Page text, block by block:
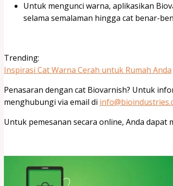
Untuk mengunci warna, aplikasikan
selama semalaman hingga cat benar-
Trending:
Inspirasi Cat Warna Cerah untuk Rumah Anda
Penasaran dengan cat Biovarnish? Untuk
menghubungi via email di
Untuk pemesanan secara online, Anda